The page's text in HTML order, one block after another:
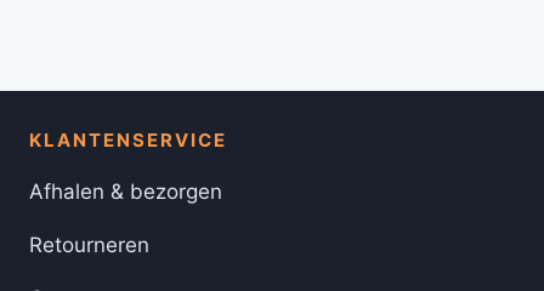
KLANTENSERVICE
Afhalen & bezorgen
Retourneren